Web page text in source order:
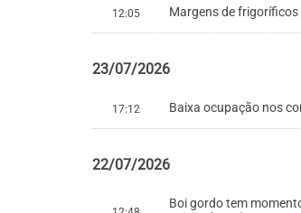
12:05 Margens de
23/07/2026
17:12 Baixa ocupação nos
22/07/2026
Boi gordo tem